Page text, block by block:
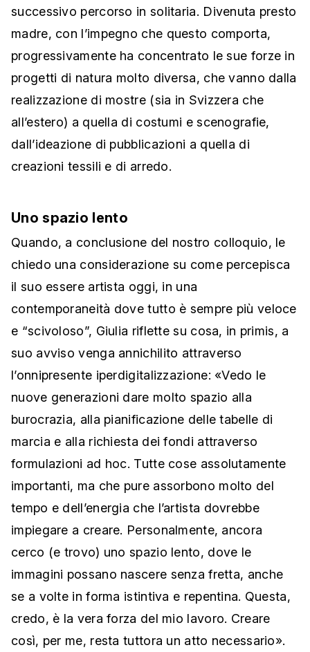
successivo percorso in solitaria. Divenuta presto
madre, con l’impegno che questo comporta,
progressivamente ha concentrato le sue forze in
progetti di natura molto diversa, che vanno dalla
realizzazione di mostre (sia in Svizzera che
all’estero) a quella di costumi e scenografie,
dall’ideazione di pubblicazioni a quella di
creazioni tessili e di arredo.
Uno spazio lento
Quando, a conclusione del nostro colloquio, le
chiedo una considerazione su come percepisca
il suo essere artista oggi, in una
contemporaneità dove tutto è sempre più veloce
e “scivoloso”, Giulia riflette su cosa, in primis, a
suo avviso venga annichilito attraverso
l’onnipresente iperdigitalizzazione: «Vedo le
nuove generazioni dare molto spazio alla
burocrazia, alla pianificazione delle tabelle di
marcia e alla richiesta dei fondi attraverso
formulazioni ad hoc. Tutte cose assolutamente
importanti, ma che pure assorbono molto del
tempo e dell’energia che l’artista dovrebbe
impiegare a creare. Personalmente, ancora
cerco (e trovo) uno spazio lento, dove le
immagini possano nascere senza fretta, anche
se a volte in forma istintiva e repentina. Questa,
credo, è la vera forza del mio lavoro. Creare
così, per me, resta tuttora un atto necessario».